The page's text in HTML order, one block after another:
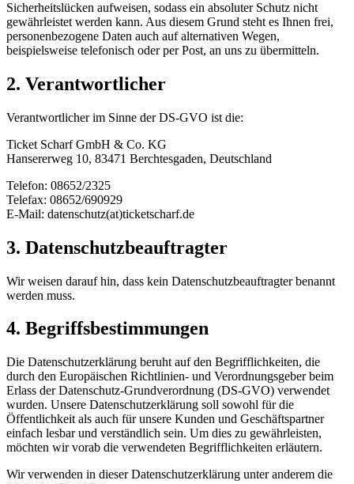
Sicherheitslücken aufweisen, sodass ein absoluter Schutz nicht
gewährleistet werden kann. Aus diesem Grund steht es Ihnen frei,
personenbezogene Daten auch auf alternativen Wegen,
beispielsweise telefonisch oder per Post, an uns zu übermitteln.
2. Verantwortlicher
Verantwortlicher im Sinne der DS-GVO ist die:
Ticket Scharf GmbH & Co. KG
Hansererweg 10, 83471 Berchtesgaden, Deutschland
Telefon: 08652/2325
Telefax: 08652/690929
E-Mail: datenschutz(at)ticketscharf.de
3. Datenschutzbeauftragter
Wir weisen darauf hin, dass kein Datenschutzbeauftragter benannt
werden muss.
4. Begriffsbestimmungen
Die Datenschutzerklärung beruht auf den Begrifflichkeiten, die
durch den Europäischen Richtlinien- und Verordnungsgeber beim
Erlass der Datenschutz-Grundverordnung (DS-GVO) verwendet
wurden. Unsere Datenschutzerklärung soll sowohl für die
Öffentlichkeit als auch für unsere Kunden und Geschäftspartner
einfach lesbar und verständlich sein. Um dies zu gewährleisten,
möchten wir vorab die verwendeten Begrifflichkeiten erläutern.
Wir verwenden in dieser Datenschutzerklärung unter anderem die